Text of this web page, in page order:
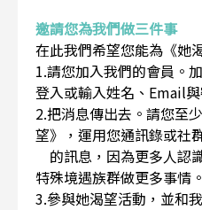
邀請您為我們做三件事
在此我們希望您能為《她
1.請您加入我們的會員。
登入或輸入姓名、Email與
2.把消息傳出去。請您至
望》，運用您通訊錄或社
的訊息，因為更多人認
特殊境遇族群做更多事情。
3.參與她渴望活動，並和